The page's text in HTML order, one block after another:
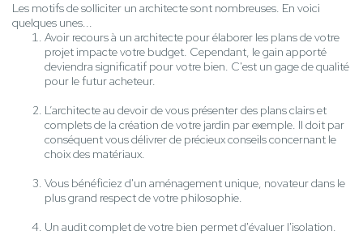
Les motifs de solliciter un architecte sont nombreuses. En voici
quelques unes...
Avoir recours à un architecte pour élaborer les plans de votre
projet impacte votre budget. Cependant, le gain apporté
deviendra significatif pour votre bien. C'est un gage de qualité
pour le futur acheteur.
L’architecte au devoir de vous présenter des plans clairs et
complets de la création de votre jardin par exemple. Il doit par
conséquent vous délivrer de précieux conseils concernant le
choix des matériaux.
Vous bénéficiez d'un aménagement unique, novateur dans le
plus grand respect de votre philosophie.
Un audit complet de votre bien permet d'évaluer l'isolation.